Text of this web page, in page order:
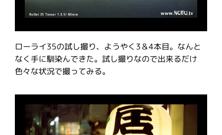
ローライ35の試し撮り、ようやく3＆4本目。なんと
なく手に馴染んできた。試し撮りなので出来るだけ
色々な状況で撮ってみる。